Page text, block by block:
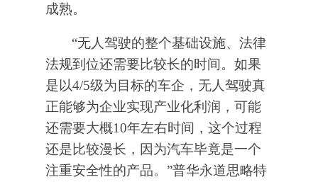
成熟。
“无人驾驶的整个基础设施、法律
法规到位还需要比较长的时间。如果
是以4/5级为目标的车企，无人驾驶真
正能够为企业实现产业化利润，可能
还需要大概10年左右时间，这个过程
还是比较漫长，因为汽车毕竟是一个
注重安全性的产品。”普华永道思略特